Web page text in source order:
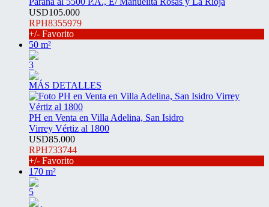
USD105.000
RPH8355979
+/- Favorito
50 m²
3
MÁS DETALLES
PH en Venta en Villa Adelina, San Isidro
Virrey Vértiz al 1800
USD85.000
RPH733744
+/- Favorito
170 m²
5